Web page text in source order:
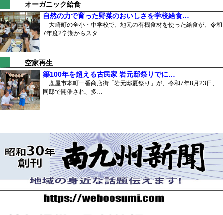
オーガニック給食
自然の力で育った野菜のおいしさを学校給食…
大崎町の全小・中学校で、地元の有機食材を使った給食が、令和
7年度2学期からスタ…
空家再生
築100年を超える古民家 岩元邸祭りでに…
鹿屋市本町一番商店街「岩元邸夏祭り」が、令和7年8月23日、
同邸で開催され、多…